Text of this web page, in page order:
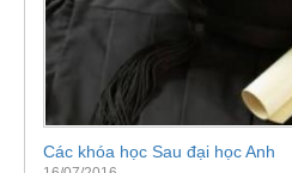
Các khóa học Sau đại học Anh